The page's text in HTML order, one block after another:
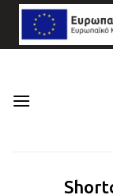
Skip
content